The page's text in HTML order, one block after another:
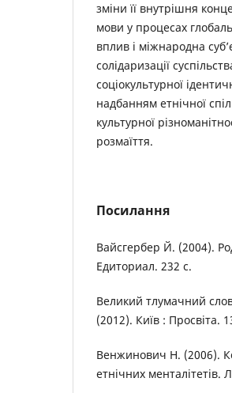
зміни її внутрішня
мови у процесах
вплив і міжнародна
солідаризації
соціокультурної
надбанням етнічної
культурної
розмаїття.
Посилання
Вайсгербер Й. (2004).
Едиториал. 232 с.
Великий тлумачний
(2012). Київ : Просвіта.
Венжинович Н. (2006).
етнічних менталітетів.